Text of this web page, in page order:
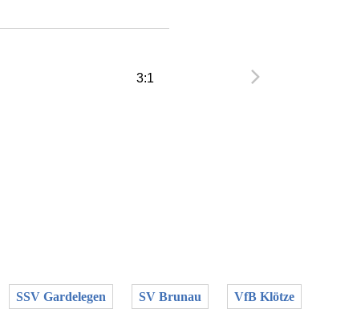
3:1
SSV Gardelegen SV Brunau VfB Klötze